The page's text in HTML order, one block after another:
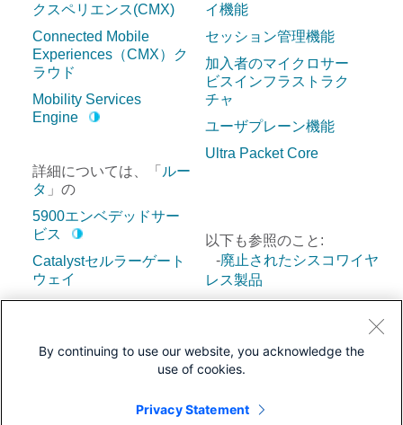
クスペリエンス(CMX)
Connected Mobile
Experiences（CMX）ク
ラウド
Mobility Services
Engine
詳細については、「 ルー
タ 」の
5900エンベデッドサー
ビス
Catalystセルラーゲート
ウェイ
Catalystワイヤレスゲー
LoRaWAN 向けワイヤレ
イ機能
セッション管理機能
加入者のマイクロサー
ビスインフラストラク
チャ
ユーザプレーン機能
Ultra Packet Core
以下も参照のこと:
-廃止されたシスコワイヤ
レス製品
サポートステータスキー：
=販売終了
を発表=販売終
了(End of Sale)
By continuing to use our website, you acknowledge the
use of cookies.
Privacy Statement